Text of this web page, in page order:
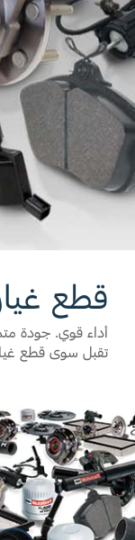
قطع غيار فورد
موتوركرافت
قطع مقلدة
قطع
تقبل سوى قطع